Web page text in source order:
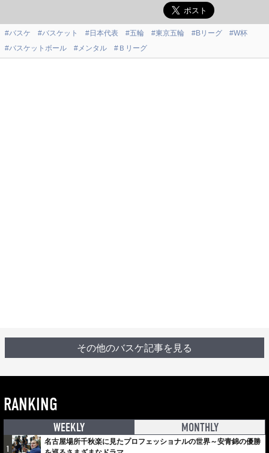
#バスケ #バスケット #日本代表 #五輪 #東京五輪 #Bリーグ
#W杯
#バスケットボール
#メンタル #Ｂリーグ
その他のバスケ記事を見る
RANKING
WEEKLY MONTHLY
1
名古屋場所千秋楽に見たプロフェッショナルの世界～安青錦の優勝